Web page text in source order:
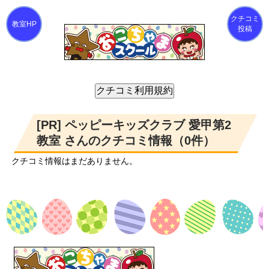
クチコミ
投稿
[PR] ペッピーキッズクラブ 愛甲第2
教室 さんのクチコミ情報（0件）
クチコミ情報はまだありません。